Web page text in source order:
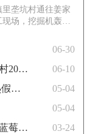
垄坑村通往姜家
场，挖掘机轰鸣
这条路因新旧道
歧，施工一度受
知情况后，主动
说法理，耐心引
06-30
花开香满山！上白石镇姜家山村200亩黄栀子进入盛花期
06-10
上白石：早熟蜜桃迎采收 催热假日乡村游
05-04
05-04
上白石镇财洪村：智能大棚育蓝莓 抢鲜上市助增收
03-24